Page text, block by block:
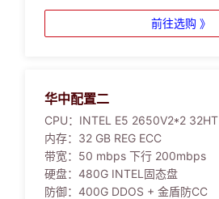
前往选购 》
华中配置二
CPU： INTEL E5 2650V2*2 32HT
内存： 32 GB REG ECC
带宽： 50 mbps 下行 200mbps
硬盘： 480G INTEL固态盘
防御： 400G DDOS + 金盾防CC